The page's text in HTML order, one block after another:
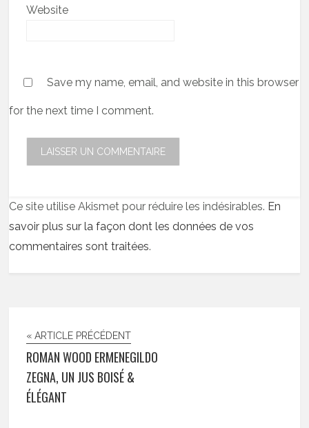
Website
Save my name, email, and website in this browser
for the next time I comment.
Ce site utilise Akismet pour réduire les indésirables. En
savoir plus sur la façon dont les données de vos
commentaires sont traitées.
« ARTICLE PRÉCÉDENT
ROMAN WOOD ERMENEGILDO
ZEGNA, UN JUS BOISÉ &
ÉLÉGANT